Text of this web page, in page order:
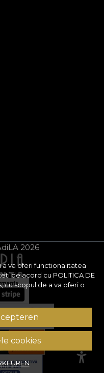
va oferi functionalitatea
de acord cu POLITICA DE
cu scopul de a va oferi o
cookies
2026